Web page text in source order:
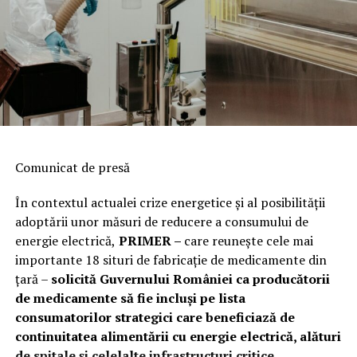
Comunicat de presă
În contextul actualei crize energetice și al posibilității
adoptării unor măsuri de reducere a consumului de
energie electrică, PRIMER – care reuneşte cele mai
importante 18 situri de fabricaţie de medicamente din
ţară – solicită Guvernului României ca producătorii
de medicamente să fie incluși pe lista
consumatorilor strategici care beneficiază de
continuitatea alimentării cu energie electrică, alături